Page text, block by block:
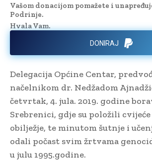
Vašom donacijom pomažete i
Podrinje.
Hvala Vam.
DONIRAJ
Delegacija Općine Centar,
načelnikom dr. Nedžadom
četvrtak, 4. jula. 2019. godine
Srebrenici, gdje su položili cvijeće
obilježje, te minutom šutnje i
odali počast svim žrtvama
u julu 1995.godine.